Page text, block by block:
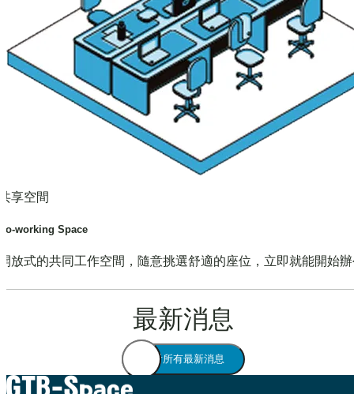
享空間
working Space
放式的共同工作空間，隨意挑選舒適的座位，立即就能開始
最新消息
查看所有最新消息